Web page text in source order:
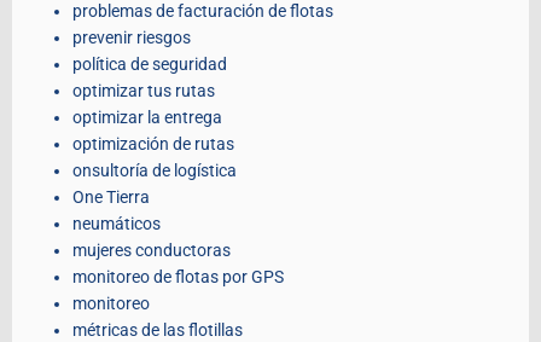
problemas de facturación de flotas
prevenir riesgos
política de seguridad
optimizar tus rutas
optimizar la entrega
optimización de rutas
onsultoría de logística
One Tierra
neumáticos
mujeres conductoras
monitoreo de flotas por GPS
monitoreo
métricas de las flotillas